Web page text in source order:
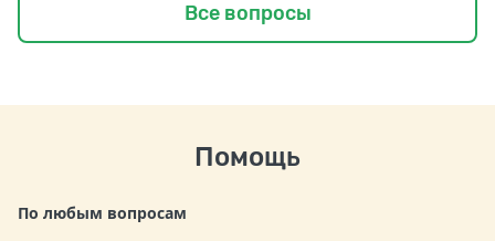
Все вопросы
Помощь
По любым вопросам